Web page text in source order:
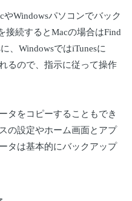
Windowsパソコンでバック
接続するとMacの場合はFind
、WindowsではiTunesに
るので、指示に従って操作
タをコピーすることもでき
の設定やホーム画面とアプ
タは基本的にバックアップ